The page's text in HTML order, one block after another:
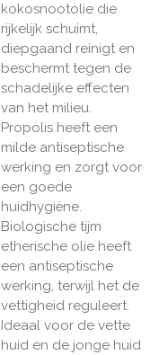
kokosnootolie die
rijkelijk schuimt,
diepgaand reinigt en
beschermt tegen de
schadelijke effecten
van het milieu.
Propolis heeft een
milde antiseptische
werking en zorgt voor
een goede
huidhygiëne.
Biologische tijm
etherische olie heeft
een antiseptische
werking, terwijl het de
vettigheid reguleert.
Ideaal voor de vette
huid en de jonge huid